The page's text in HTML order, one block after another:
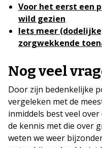
Voor het eerst een
wild gezien
Iets meer
zorgwekkende
Nog veel
Door zijn bedenkelijke
vergeleken met de
inmiddels best veel
de kennis met die over
weten we weer